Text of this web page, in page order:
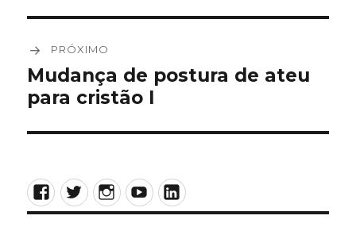
PRÓXIMO
Próximo
post:
Mudança de postura de ateu
para cristão I
Facebook
TwitterInstagram
YouTubeLinkedIn